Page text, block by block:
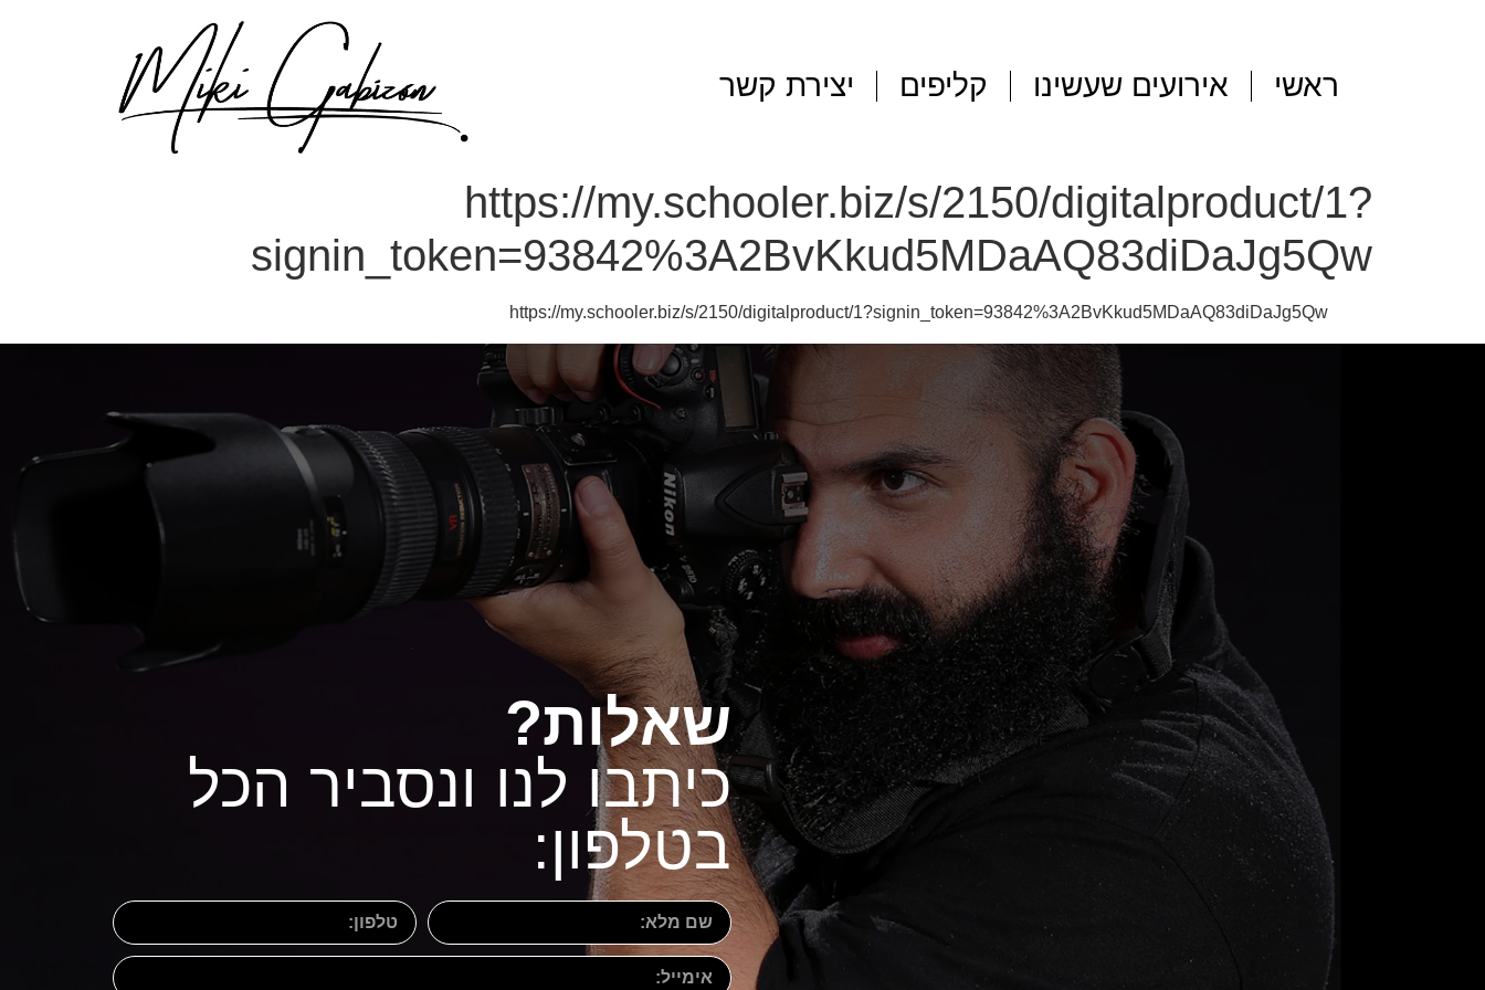
ראשי אירועים שעשינו קליפים יצירת קשר
https://my.schooler.biz/s/2150/digitalproduct/1?
signin_token=93842%3A2BvKkud5MDaAQ83diDaJg5Qw
https://my.schooler.biz/s/2150/digitalproduct/1?signin_token=93842%3A2BvKkud5MDaAQ83diDaJg5Qw
שאלות?
כיתבו לנו ונסביר הכל
בטלפון: